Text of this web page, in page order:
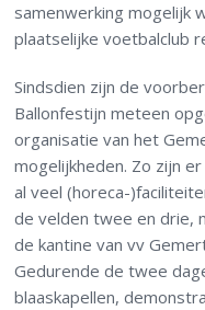
samenwerking mogelijk
plaatselijke voetbalclub
Sindsdien zijn de
Ballonfestijn meteen
organisatie van het
mogelijkheden. Zo zijn
al veel (horeca-
de velden twee en drie,
de kantine van vv
Gedurende de twee
blaaskapellen,